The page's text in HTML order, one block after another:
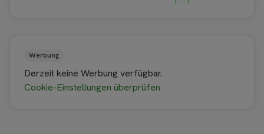
Werbung
Derzeit keine Werbung verfügbar.
Cookie-Einstellungen überprüfen